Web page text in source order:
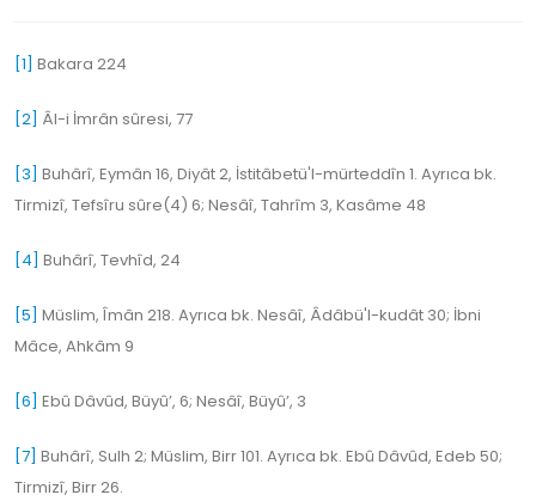
[1] Bakara 224
[2] Âl-i İmrân sûresi, 77
[3] Buhârî, Eymân 16, Diyât 2, İstitâbetü'l-mürteddîn 1. Ayrıca bk.
Tirmizî, Tefsîru sûre(4) 6; Nesâî, Tahrîm 3, Kasâme 48
[4] Buhârî, Tevhîd, 24
[5] Müslim, Îmân 218. Ayrıca bk. Nesâî, Âdâbü'l-kudât 30; İbni
Mâce, Ahkâm 9
[6] Ebû Dâvûd, Büyû’, 6; Nesâî, Büyû’, 3
[7] Buhârî, Sulh 2; Müslim, Birr 101. Ayrıca bk. Ebû Dâvûd, Edeb 50;
Tirmizî, Birr 26.